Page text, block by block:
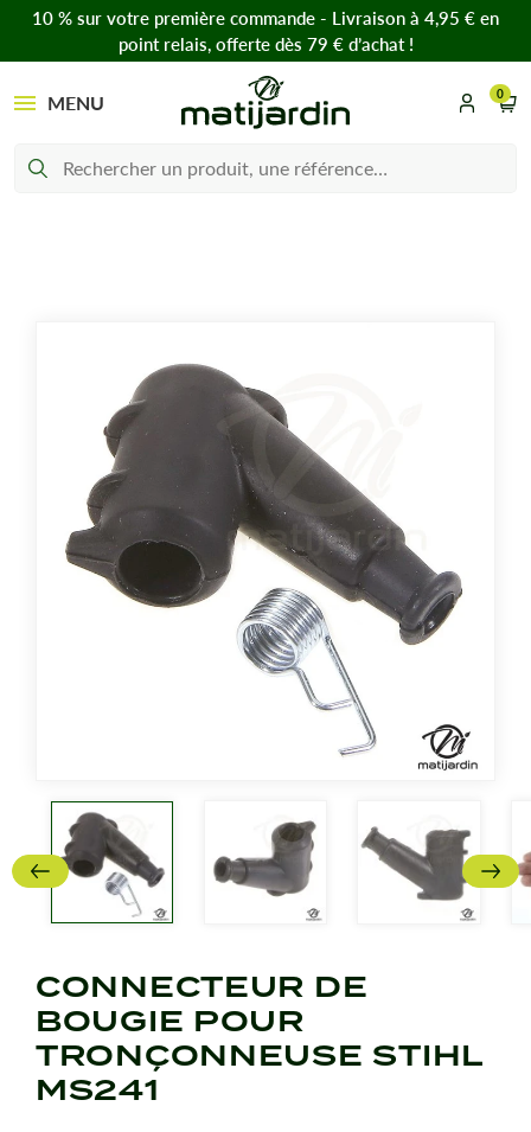
10 % sur votre première commande - Livraison à 4,95 € en
point relais, offerte dès 79 € d’achat !
MENU 0
CONNECTEUR DE
BOUGIE POUR
TRONÇONNEUSE STIHL
MS241